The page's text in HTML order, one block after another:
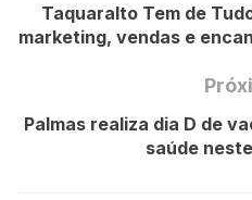
Taquaralto Tem de
marketing, vendas e
Palmas realiza dia D de
saúde